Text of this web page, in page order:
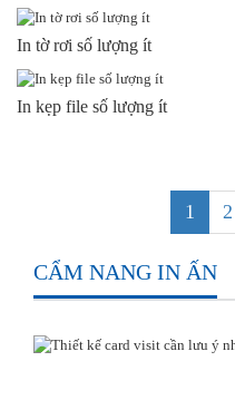
In tờ rơi số lượng ít
In kẹp file số lượng ít
1 2
CẨM NANG IN ẤN